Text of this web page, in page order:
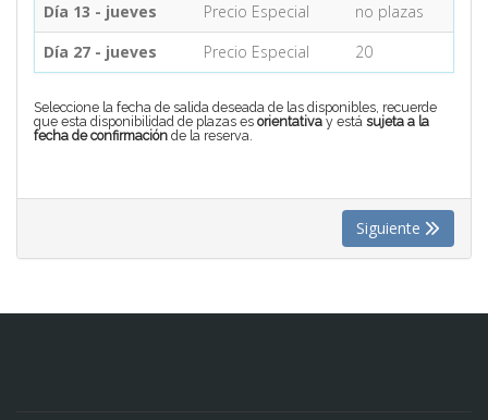
MÁS
Día 13 - jueves
Precio Especial
no plazas
Día 27 - jueves
Precio Especial 20
Seleccione la fecha de salida deseada de las disponibles, recuerde
que esta disponibilidad de plazas es orientativa y está sujeta a la
fecha de confirmación de la reserva.
Siguiente